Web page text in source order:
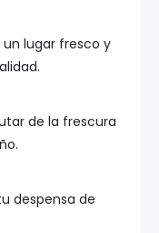
lugar fresco y
de la frescura
despensa de